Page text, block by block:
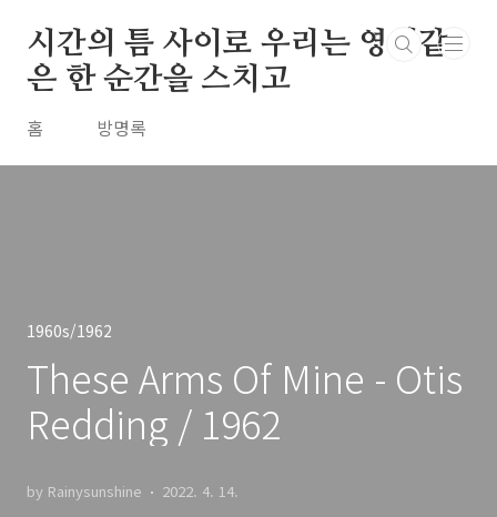
시간의 틈 사이로 우리는 영원같
은 한 순간을 스치고
홈 방명록
1960s/1962
These Arms Of Mine - Otis
Redding / 1962
by Rainysunshine 2022. 4. 14.